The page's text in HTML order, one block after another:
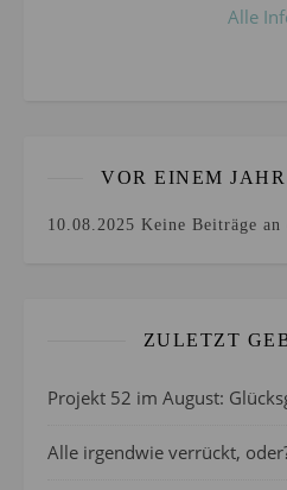
Alle
VOR EINEM
10.08.2025 Keine Beiträge an
ZULETZT
Projekt 52 im August:
Alle irgendwie verrückt,